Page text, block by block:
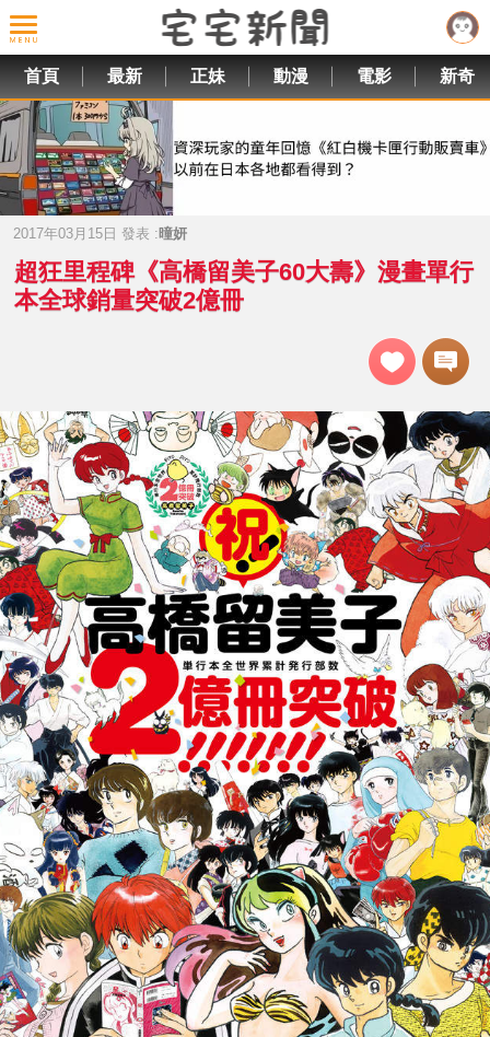
首頁 最新 正妹 動漫 電影 新奇
2017年03月15日 發表 :曈妍
超狂里程碑《高橋留美子60大壽》漫畫單行
本全球銷量突破2億冊